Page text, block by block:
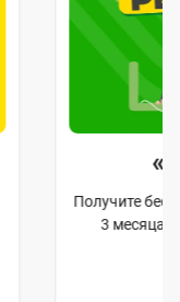
Получите
3 месяца